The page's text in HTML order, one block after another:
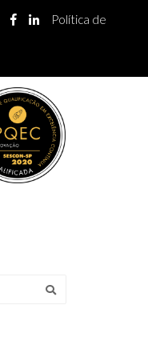
Política de